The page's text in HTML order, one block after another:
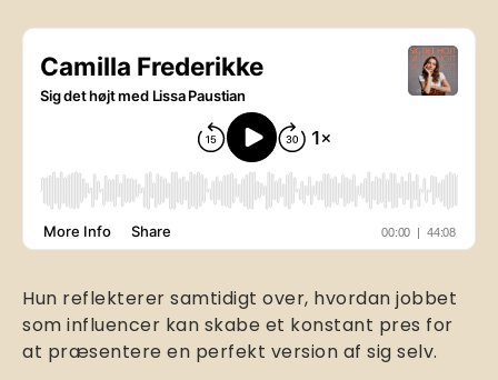
Hun reflekterer samtidigt over, hvordan jobbet
som influencer kan skabe et konstant pres for
at præsentere en perfekt version af sig selv.